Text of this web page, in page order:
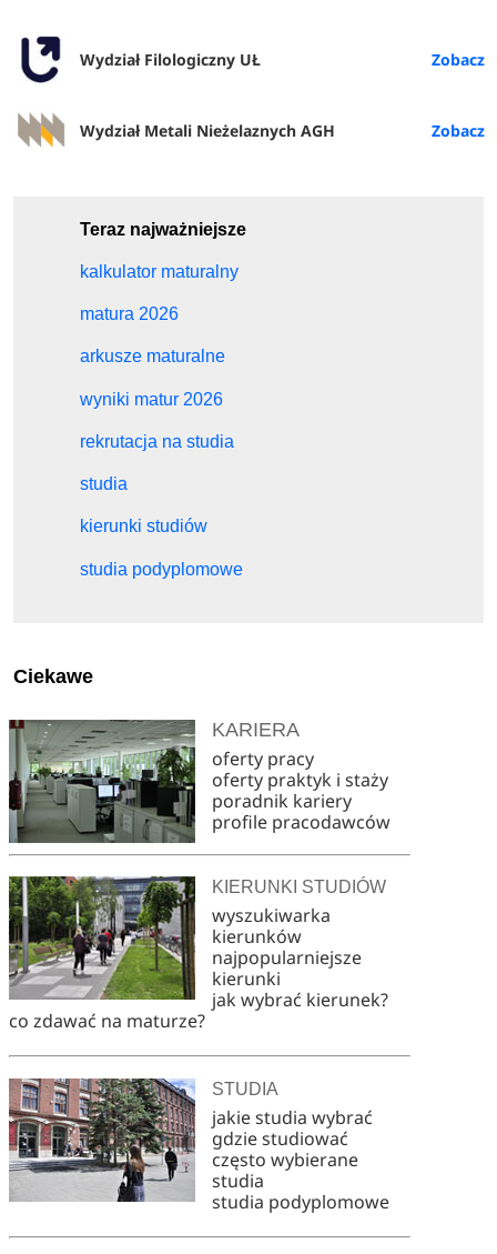
Wydział Filologiczny UŁ
Wydział Metali Nieżelaznych AGH
Teraz najważniejsze
kalkulator maturalny
matura 2026
arkusze maturalne
wyniki matur 2026
rekrutacja na studia
studia
kierunki studiów
studia podyplomowe
Ciekawe
KARIERA
oferty pracy
oferty praktyk i staży
poradnik kariery
profile pracodawców
KIERUNKI STUDIÓW
wyszukiwarka
kierunków
najpopularniejsze
kierunki
jak wybrać kierunek?
co zdawać na maturze?
STUDIA
jakie studia wybrać
gdzie studiować
często wybierane
studia
studia podyplomowe